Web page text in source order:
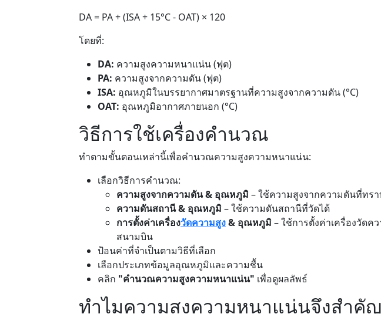
DA = PA + (ISA + 15°C - OAT) × 120
โดยที่:
DA: ความสูงความหนาแน่น (ฟุต)
PA: ความสูงจากความดัน (ฟุต)
ISA: อุณหภูมิในบรรยากาศมาตรฐานที่ความสูงจากความดัน (°C)
OAT: อุณหภูมิอากาศภายนอก (°C)
วิธีการใช้เครื่องคำนวณ
ทำตามขั้นตอนเหล่านี้เพื่อคำนวณความสูงความหนาแน่น:
เลือกวิธีการคำนวณ:
ความสูงจากความดัน & อุณหภูมิ– ใช้ความสูงจากความดันที่ทรา
ความดันสถานี & อุณหภูมิ– ใช้ความดันสถานีที่วัดได้
การตั้งค่าเครื่องวัดความสูง& อุณหภูมิ– ใช้การตั้งค่าเครื่องวัดค
สนามบิน
ป้อนค่าที่จำเป็นตามวิธีที่เลือก
เลือกประเภทข้อมูลอุณหภูมิและความชื้น
คลิก "คำนวณความสูงความหนาแน่น" เพื่อดูผลลัพธ์
ทำไมความสูงความหนาแน่นจึงสำคั